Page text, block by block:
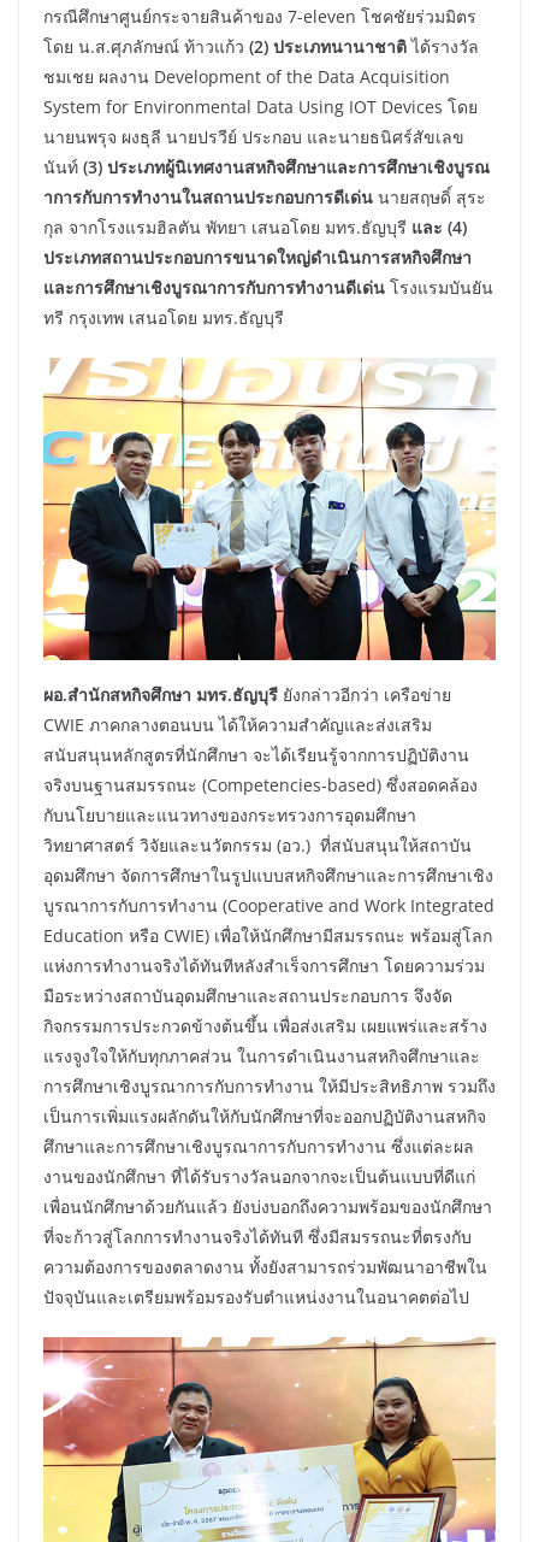
กรณีศึกษาศูนย์กระจายสินค้าของ 7-eleven โชคชัยร่วมมิตร
โดย น.ส.ศุภลักษณ์ ท้าวแก้ว (2) ประเภทนานาชาติได้รางวัล
ชมเชย ผลงาน Development of the Data Acquisition
System for Environmental Data Using IOT Devices โดย
นายนพรุจ ผงธุลี นายปรวีย์ ประกอบ และนายธนิศร์สัขเลข
นันท์ (3) ประเภทผู้นิเทศงานสหกิจศึกษาและการศึกษาเชิงบูรณ
าการกับการทำงานในสถานประกอบการดีเด่น นายสฤษดิ์ สุระ
กุล จากโรงแรมฮิลตัน พัทยา เสนอโดย มทร.ธัญบุรี และ (4)
ประเภทสถานประกอบการขนาดใหญ่ดำเนินการสหกิจศึกษา
และการศึกษาเชิงบูรณาการกับการทำงานดีเด่น โรงแรมบันยัน
ทรี กรุงเทพ เสนอโดย มทร.ธัญบุรี
ผอ.สำนักสหกิจศึกษา มทร.ธัญบุรี ยังกล่าวอีกว่า เครือข่าย
CWIE ภาคกลางตอนบน ได้ให้ความสำคัญและส่งเสริม
สนับสนุนหลักสูตรที่นักศึกษา จะได้เรียนรู้จากการปฏิบัติงาน
จริงบนฐานสมรรถนะ (Competencies-based) ซึ่งสอดคล้อง
กับนโยบายและแนวทางของกระทรวงการอุดมศึกษา
วิทยาศาสตร์ วิจัยและนวัตกรรม (อว.) ที่สนับสนุนให้สถาบัน
อุดมศึกษา จัดการศึกษาในรูปแบบสหกิจศึกษาและการศึกษาเชิง
บูรณาการกับการทำงาน (Cooperative and Work Integrated
Education หรือ CWIE) เพื่อให้นักศึกษามีสมรรถนะ พร้อมสู่โลก
แห่งการทำงานจริงได้ทันทีหลังสำเร็จการศึกษา โดยความร่วม
มือระหว่างสถาบันอุดมศึกษาและสถานประกอบการ จึงจัด
กิจกรรมการประกวดข้างต้นขึ้น เพื่อส่งเสริม เผยแพร่และสร้าง
แรงจูงใจให้กับทุกภาคส่วน ในการดำเนินงานสหกิจศึกษาและ
การศึกษาเชิงบูรณาการกับการทำงาน ให้มีประสิทธิภาพ รวมถึง
เป็นการเพิ่มแรงผลักดันให้กับนักศึกษาที่จะออกปฏิบัติงานสหกิจ
ศึกษาและการศึกษาเชิงบูรณาการกับการทำงาน ซึ่งแต่ละผล
งานของนักศึกษา ที่ได้รับรางวัลนอกจากจะเป็นต้นแบบที่ดีแก่
เพื่อนนักศึกษาด้วยกันแล้ว ยังบ่งบอกถึงความพร้อมของนักศึกษา
ที่จะก้าวสู่โลกการทำงานจริงได้ทันที ซึ่งมีสมรรถนะที่ตรงกับ
ความต้องการของตลาดงาน ทั้งยังสามารถร่วมพัฒนาอาชีพใน
ปัจจุบันและเตรียมพร้อมรองรับตำแหน่งงานในอนาคตต่อไป